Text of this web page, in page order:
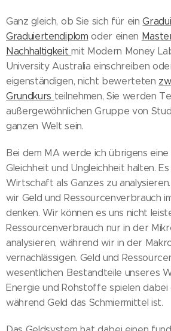
Ganz gleich, ob Sie sich für ein
Graduiertendiplom oder einen
Nachhaltigkeitmit Modern Money
University Australia einschreiben
eigenständigen, nicht bewerteten
Grundkurs teilnehmen, Sie werden
außergewöhnlichen Gruppe von
ganzen Welt sein.
Bei dem MA werde ich übrigens
Gleichheit und Ungleichheit halten.
Wirtschaft als Ganzes zu
wir Geld und Ressourcenverbrauch
denken. Wir können es uns nicht
Ressourcenverbrauch nur in der
analysieren, während wir in der
vernachlässigen. Geld und
wesentlichen Bestandteile unseres
Energie und Rohstoffe spielen dabei
während Geld das Schmiermittel ist.